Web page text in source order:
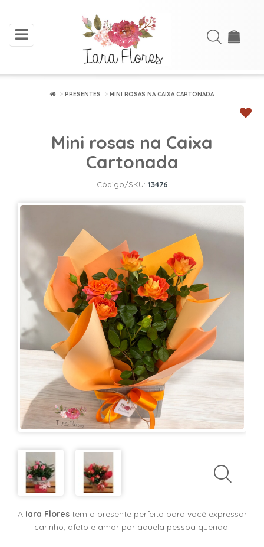
toggle
navigation
Acessar
ARRANJOS
PLANTADAS
CESTAS
MIMOS
PARA
ELAS
ELES
PRESENTES
TIPOS
PRESENTES MINI ROSAS NA CAIXA CARTONADA
Mini rosas na Caixa
Cartonada
Código/SKU: 13476
A Iara Florestem o presente perfeito para você expressar
carinho, afeto e amor por aquela pessoa querida.